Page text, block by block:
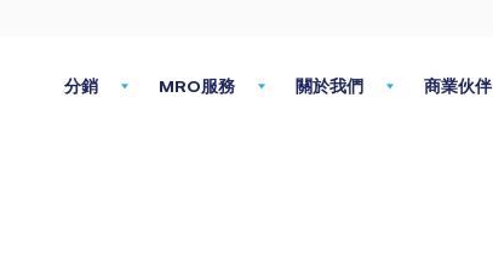
分銷 MRO服務 關於我們 商業伙伴